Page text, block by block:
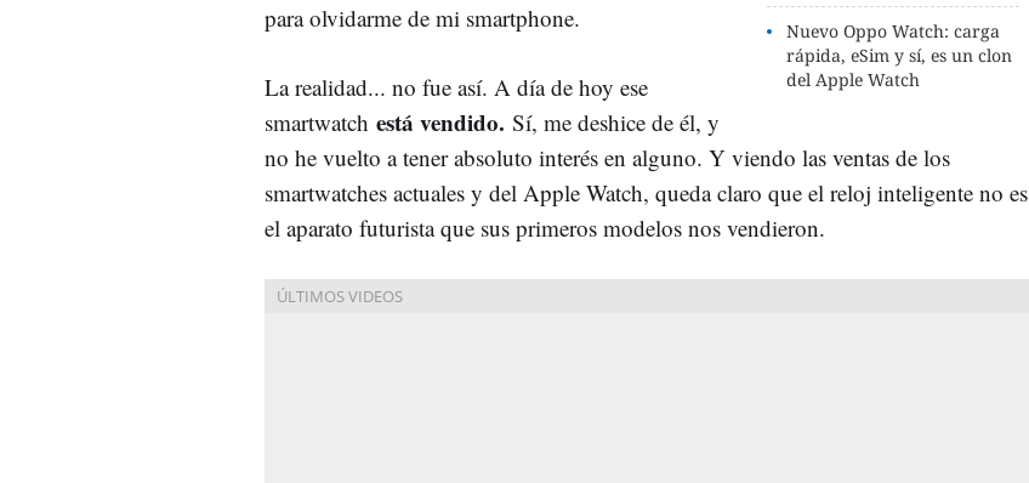
Nuevo Oppo Watch: carga
rápida, eSim y sí, es un clon
del Apple Watch
para olvidarme de mi smartphone.
La realidad... no fue así. A día de hoy ese
smartwatch está vendido. Sí, me deshice de él, y
no he vuelto a tener absoluto interés en alguno. Y viendo las ventas de los
smartwatches actuales y del Apple Watch, queda claro que el reloj inteligente no es
el aparato futurista que sus primeros modelos nos vendieron.